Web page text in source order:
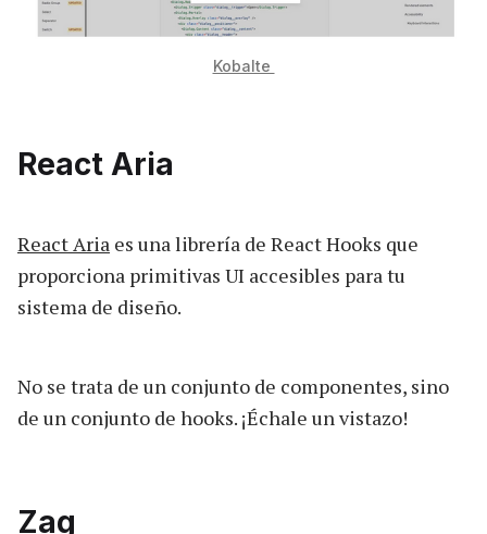
Kobalte
React Aria
React Aria es una librería de React Hooks que
proporciona primitivas UI accesibles para tu
sistema de diseño.
No se trata de un conjunto de componentes, sino
de un conjunto de hooks. ¡Échale un vistazo!
Zag